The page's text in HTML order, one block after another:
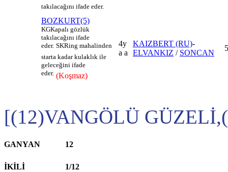
takılacağını ifade eder.
BOZKURT(5)
KGKapalı gözlük
takılacağını ifade
eder. SKRing mahalinden
starta kadar kulaklık ile
geleceğini ifade
eder. (Koşmaz)
4y
a a
KAIZBERT (RU)-
ELVANKIZ / SONCAN
[(12)VANGÖLÜ
GANYAN 12
İKİLİ 1/12